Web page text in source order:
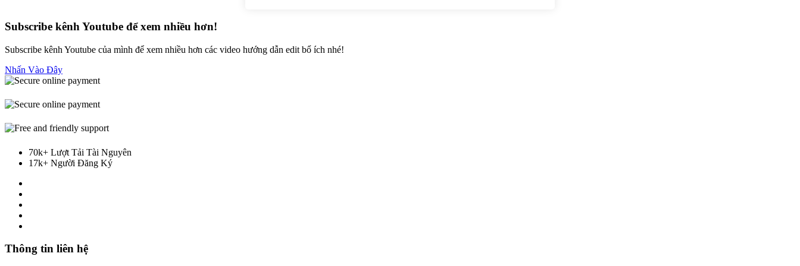
Subscribe kênh Youtube để xem nhiều hơn!
Subscribe kênh Youtube của mình để xem nhiều hơn các video hướng dẫn edit bổ ích nhé!
Nhấn Vào Đây
70k+ Lượt Tải Tài Nguyên
17k+ Người Đăng Ký
Thông tin liên hệ